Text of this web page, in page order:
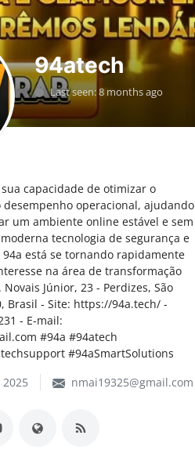
94atech
Last seen: 8 months ago
capacidade de otimizar o
operacional, ajudando
um ambiente online estável e sem
tecnologia de segurança e
está se tornando rapidamente
na área de transformação
Júnior, 23 - Perdizes, São
Brasil - Site: https://94a.tech/ -
- E-mail:
#94a #94atech
#94aSmartSolutions
nmai19325@gmail.com